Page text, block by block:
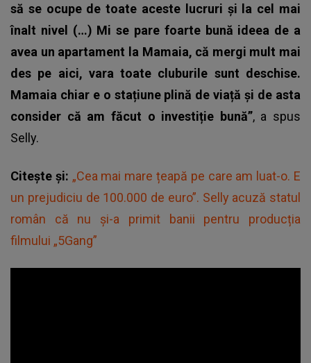
să se ocupe de toate aceste lucruri și la cel mai
înalt nivel (…) Mi se pare foarte bună ideea de a
avea un apartament la Mamaia, că mergi mult mai
des pe aici, vara toate cluburile sunt deschise.
Mamaia chiar e o stațiune plină de viață și de asta
consider că am făcut o investiție bună”, a spus
Selly.
Citește și: „Cea mai mare țeapă pe care am luat-o. E
un prejudiciu de 100.000 de euro”. Selly acuză statul
român că nu și-a primit banii pentru producția
filmului „5Gang”